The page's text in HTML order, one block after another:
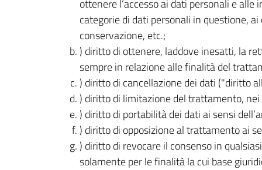
ottenere l’accesso ai dati personali e
categorie di dati personali in questione,
conservazione, etc.;
) diritto di ottenere, laddove inesatti, la
sempre in relazione alle finalità del
) diritto di cancellazione dei dati ("diritto
) diritto di limitazione del trattamento, nei
) diritto di portabilità dei dati ai sensi
) diritto di opposizione al trattamento ai
) diritto di revocare il consenso in
solamente per le finalità la cui base